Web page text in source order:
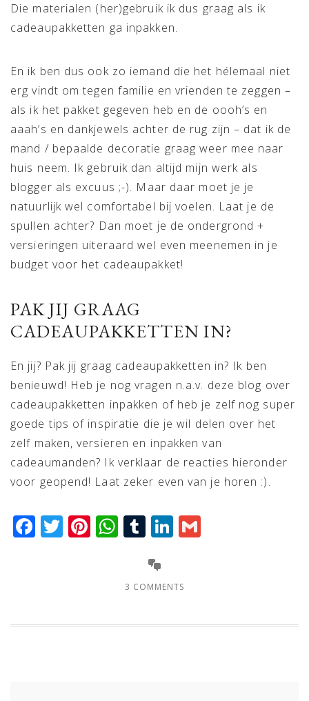
Die materialen (her)gebruik ik dus graag als ik
cadeaupakketten ga inpakken.
En ik ben dus ook zo iemand die het hélemaal niet
erg vindt om tegen familie en vrienden te zeggen –
als ik het pakket gegeven heb en de oooh’s en
aaah’s en dankjewels achter de rug zijn – dat ik de
mand / bepaalde decoratie graag weer mee naar
huis neem. Ik gebruik dan altijd mijn werk als
blogger als excuus ;-). Maar daar moet je je
natuurlijk wel comfortabel bij voelen. Laat je de
spullen achter? Dan moet je de ondergrond +
versieringen uiteraard wel even meenemen in je
budget voor het cadeaupakket!
PAK JIJ GRAAG
CADEAUPAKKETTEN IN?
En jij? Pak jij graag cadeaupakketten in? Ik ben
benieuwd! Heb je nog vragen n.a.v. deze blog over
cadeaupakketten inpakken of heb je zelf nog super
goede tips of inspiratie die je wil delen over het
zelf maken, versieren en inpakken van
cadeaumanden? Ik verklaar de reacties hieronder
voor geopend! Laat zeker even van je horen :).
Facebook
Twitter
Pinterest
WhatsApp
TumblrLinkedIn
3 COMMENTS